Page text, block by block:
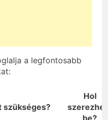
a legfontosabb
szükséges?
Hol
be?